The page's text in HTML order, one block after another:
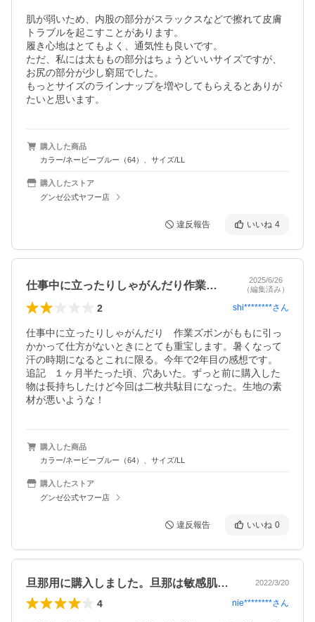
肌が弱いため、内股の部分がスラックスなどで擦れて皮膚
トラブルを起こすことがあります。
履き心地はとてもよく、通気性も良いです。
ただ、私には太ももの部分はちょうどいいサイズですが、
お尻の部分が少し窮屈でした。
もっとサイズのラインナップを増やしてもらえるとありが
たいと思います。
購入した商品
カラー/ネービーブルー（64）、サイズ/LL
購入したストア
グンゼ公式ヤフー店
違反報告 いいね 4
仕事中に立ったりしゃがんだり作業ズボン…
2025/6/26
（編集済み）
2 shi********さん
仕事中に立ったりしゃがんだり　作業ズボンがももに引っ
かかって仕方がないときにとても重宝します。暑くなって
汗の時期になるとこれに限る。今年で2年目の感想です。
追記   １ヶ月半たった頃、穴あいた。ずっと前に購入した
物は長持ちしたけど今回は二枚共駄目になった。生地の素
材が悪いような！
購入した商品
カラー/ネービーブルー（64）、サイズ/LL
購入したストア
グンゼ公式ヤフー店
違反報告 いいね 0
旦那用に購入しました。旦那は敏感肌なの… 2022/3/20
4 nie********さん